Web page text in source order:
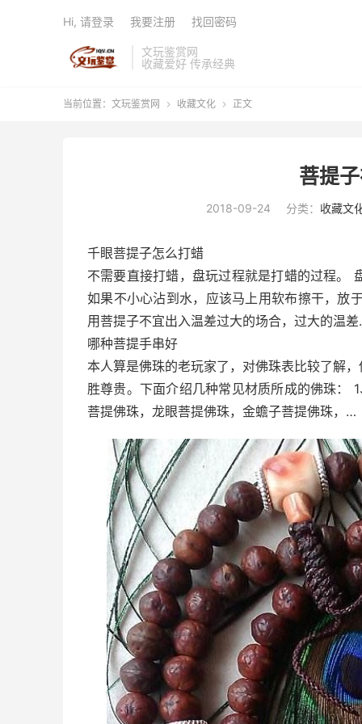
文玩鉴赏网
收藏爱好 传承经典
Hi, 请登录 我要注册 找回密码
当前位置： 文玩鉴赏网  收藏文化  正文
菩提
2018-09-24 分类： 收藏文
千眼菩提子怎么打蜡
不需要直接打蜡，盘玩过程就是打蜡的过程。
如果不小心沾到水，应该马上用软布擦干，放
用菩提子不宜出入温差过大的场合，过大的温
哪种菩提手串好
本人算是佛珠的老玩家了，对佛珠表比较了解
胜尊贵。下面介绍几种常见材质所成的佛珠：
菩提佛珠，龙眼菩提佛珠，金蟾子菩提佛珠，…